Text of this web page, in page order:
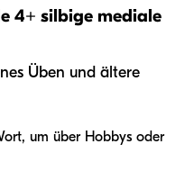
4+ silbige mediale
Üben und ältere
um über Hobbys oder